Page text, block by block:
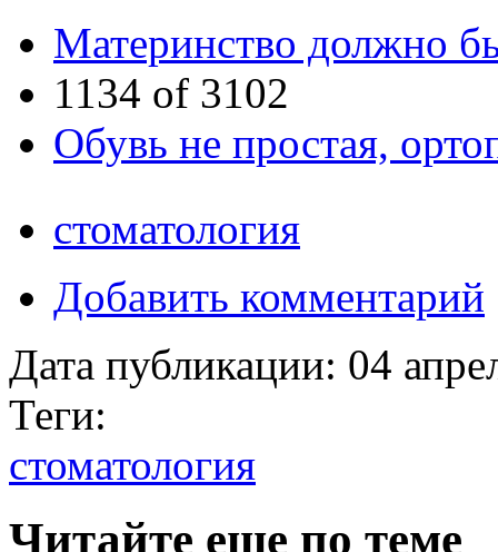
Материнство должно
1134 of 3102
Обувь не простая,
стоматология
Добавить комментарий
Дата публикации: 04
Теги:
стоматология
Читайте еще по теме